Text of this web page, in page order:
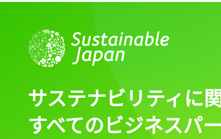
サステナビリティに
すべてのビジネスパ